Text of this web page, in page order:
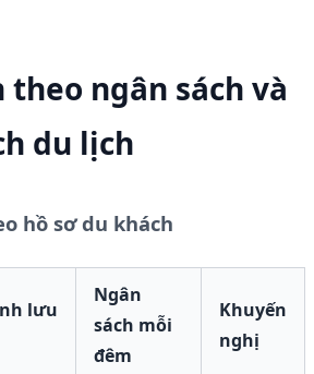
theo ngân sách và
du lịch
hồ sơ du khách
lưu
Ngân
sách mỗi
đêm
Khuyến
nghị